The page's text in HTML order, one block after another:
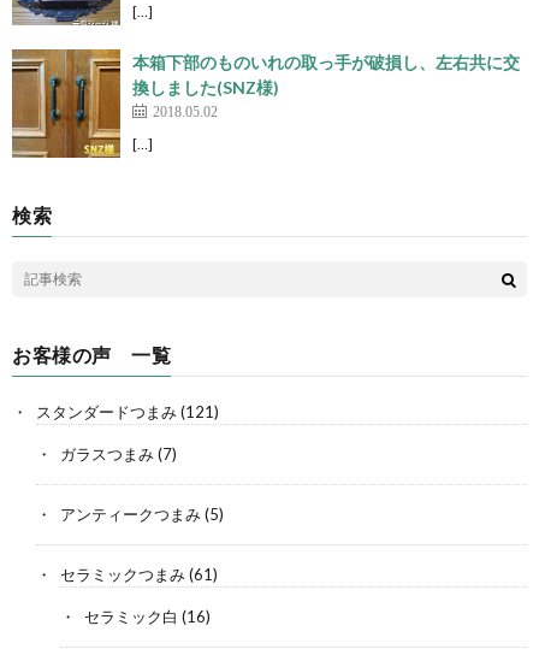
[…]
本箱下部のものいれの取っ手が破損し、左右共に交
換しました(SNZ様)
2018.05.02
[…]
検索
お客様の声 一覧
スタンダードつまみ(121)
ガラスつまみ(7)
アンティークつまみ(5)
セラミックつまみ(61)
セラミック白 (16)